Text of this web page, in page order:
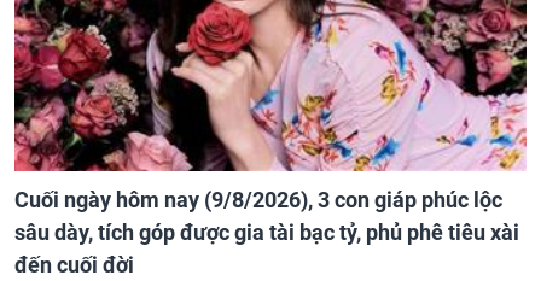
Cuối ngày hôm nay (9/8/2026), 3 con giáp phúc lộc
sâu dày, tích góp được gia tài bạc tỷ, phủ phê tiêu xài
đến cuối đời